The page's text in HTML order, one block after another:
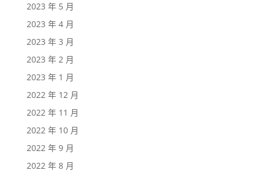
2023 年 5 月
2023 年 4 月
2023 年 3 月
2023 年 2 月
2023 年 1 月
2022 年 12 月
2022 年 11 月
2022 年 10 月
2022 年 9 月
2022 年 8 月